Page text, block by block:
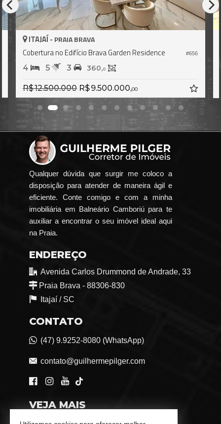
#656
PRAIA BRAVA
no Edifício Brava Garden Residence
3 360,0
R$ 9.500.000,00 R$
Qualquer dúvida que surgir me coloco a
disposição para atender de maneira ágil e
eficiente. Conte comigo e com a minha
imobiliária em Balneário Camboriú para te
auxiliar a encontrar o seu imóvel ideal aqui
na Praia.
ENDEREÇO
Avenida Carlos Drummond de Andrade, 33
Praia Brava - 88306-830
Itajaí / SC
CONTATO
(47) 9.9252-8080 (WhatsApp)
contato@guilhermepilger.com
VEJA MAIS